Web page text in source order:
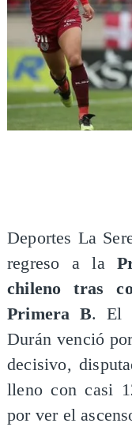
Deportes La
regreso a la
chileno tras
Primera B. El
Durán venció
decisivo,
lleno con casi
por ver el